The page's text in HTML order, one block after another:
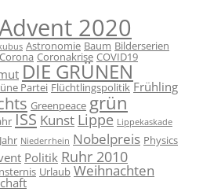
2020
Astronomie Baum Bilderserien
Corona Coronakrise COVID19
DIE GRÜNEN
Partei Flüchtlingspolitik Frühling
Greenpeace grün
ISS Kunst Lippe Lippekaskade
Niederrhein Nobelpreis Physics
Politik Ruhr 2010
Urlaub Weihnachten